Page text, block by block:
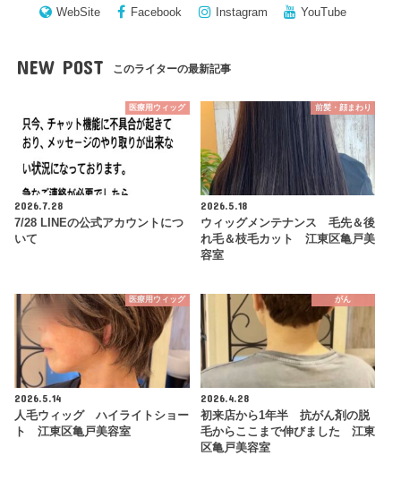
WebSite Facebook Instagram YouTube
NEW POST このライターの最新記事
医療用ウィッグ
2026.7.28
7/28 LINEの公式アカウントにつ
いて
前髪・顔まわり
2026.5.18
ウィッグメンテナンス 毛先＆後
れ毛＆枝毛カット 江東区亀戸美
容室
医療用ウィッグ
2026.5.14
人毛ウィッグ ハイライトショー
ト 江東区亀戸美容室
がん
2026.4.28
初来店から1年半 抗がん剤の脱
毛からここまで伸びました 江東
区亀戸美容室